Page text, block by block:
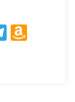
Telegram